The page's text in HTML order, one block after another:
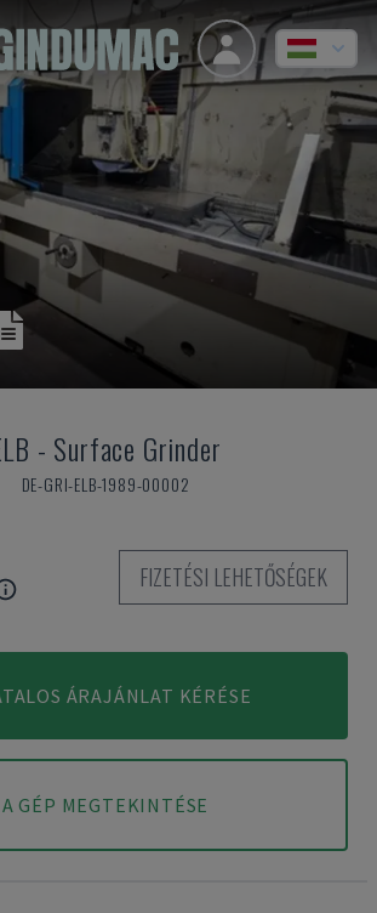
- Surface Grinder
DE-GRI-ELB-1989-00002
FIZETÉSI LEHETŐSÉGEK
ÁRAJÁNLAT KÉRÉSE
A GÉP MEGTEKINTÉSE